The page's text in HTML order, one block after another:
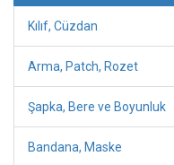
Kılıf, Cüzdan
Arma, Patch, Rozet
Şapka, Bere ve Boyunluk
Bandana, Maske